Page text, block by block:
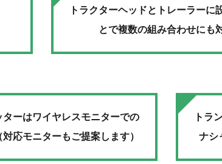
トラクターヘッドとトレーラーに
とで複数の組み合わせにも
ターはワイヤレスモニターでの
応モニターもご提案します）
トラ
ナシ